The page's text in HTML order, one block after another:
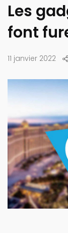
Les
font
11 janvier 2022